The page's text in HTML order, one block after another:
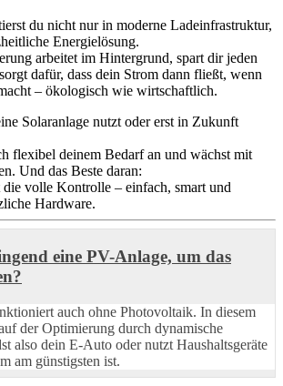
du nicht nur in moderne Ladeinfrastruktur,
Energielösung.
arbeitet im Hintergrund, spart dir jeden
dafür, dass dein Strom dann fließt, wenn
– ökologisch wie wirtschaftlich.
Solaranlage nutzt oder erst in Zukunft
flexibel deinem Bedarf an und wächst mit
Und das Beste daran:
die volle Kontrolle – einfach, smart und
Hardware.
eine PV-Anlage, um das
auch ohne Photovoltaik. In diesem
der Optimierung durch dynamische
also dein E-Auto oder nutzt Haushaltsgeräte
am günstigsten ist.